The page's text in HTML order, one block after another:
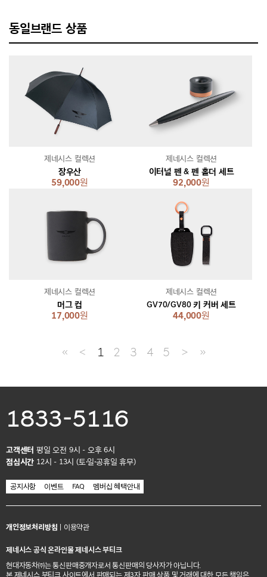
동일브랜드 상품
장우산
59,000원
제네시스 컬렉션
이터널 펜 & 펜 홀더 세트
92,000원
제네시스 컬렉션
머그 컵
17,000원
제네시스 컬렉션
GV70/GV80 키 커버 세트
44,000원
제네시스 컬렉션
≪ ＜ 1 2 3 4 5 ＞ ≫
1833-5116
고객센터 평일 오전 9시 - 오후 6시
점심시간 12시 - 13시 (토·일·공휴일 휴무)
공지사항 이벤트 FAQ 멤버십 혜택안내
개인정보처리방침 이용약관
제네시스 공식 온라인몰 제네시스 부티크
현대자동차㈜는 통신판매중개자로서 통신판매의 당사자가 아닙니다.
본 제네시스 부티크 사이트에서 판매되는 제3자 판매 상품 및 거래에 대한 모든 책임은